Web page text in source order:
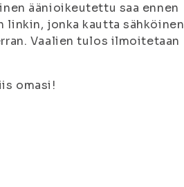
äänioikeutettu saa ennen
linkin, jonka kautta sähköinen
Vaalien tulos ilmoitetaan
omasi!